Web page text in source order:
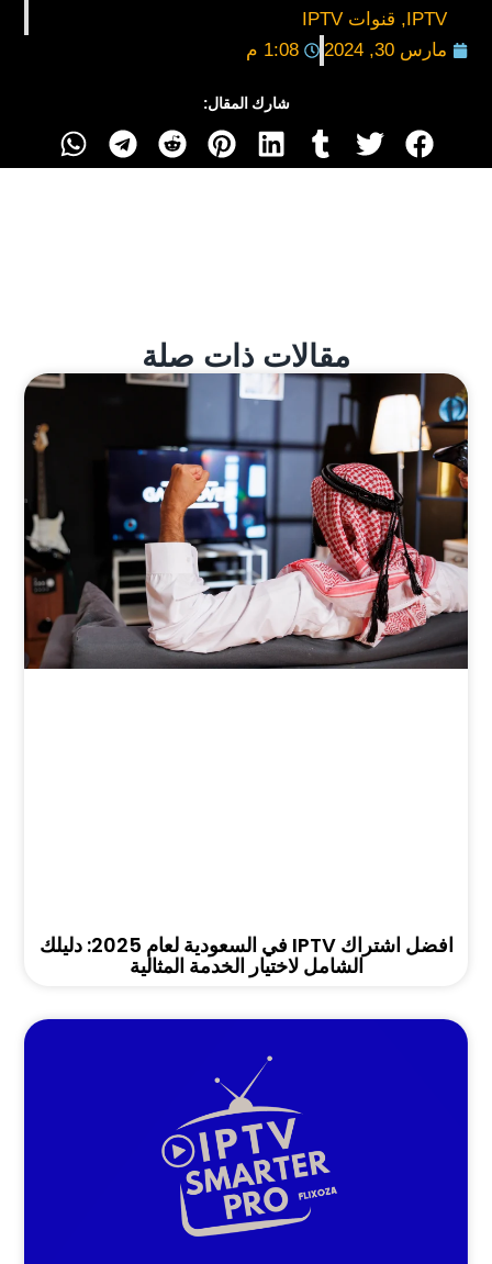
IPTV
, قنوات IPTV
مارس 30, 2024
1:08 م
شارك المقال:
مقالات ذات صلة
افضل اشتراك IPTV في السعودية لعام 2025: دليلك
الشامل لاختيار الخدمة المثالية